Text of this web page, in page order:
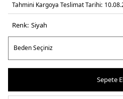
Tahmini Kargoya Teslimat Tarihi:
Renk: si̇yah
Sepete